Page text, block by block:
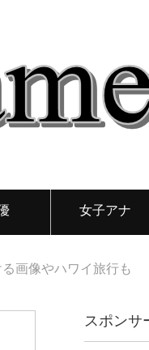
女子アナ
画像やハワイ旅行も
スポンサ